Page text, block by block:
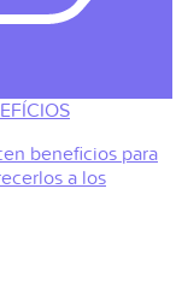
beneficios para
a los